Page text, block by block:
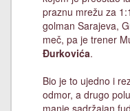
praznu mrežu za
golman Sarajeva,
meč, pa je trener
Đurkovića.
Bio je to ujedno i
odmor, a drugo